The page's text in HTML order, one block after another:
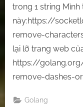
trong 1 string
này:https://
remove-
lại lỡ trang web
https://
remove-dashes-
Golang